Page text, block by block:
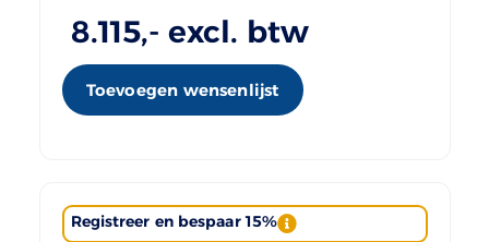
8.115,- excl. btw
Toevoegen wensenlijst
Registreer en bespaar 15%